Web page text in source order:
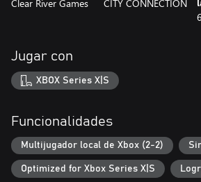
Naturalmente, para una disfrutar de una
aún puedes jugar Under Defeat en su
depende de ti!
UNA GOZADA DEL PASADO
Under Defeat es todo un clásico. El juego,
hace casi dos décadas. A lo largo de los
después de que concluyera el soporte oficial
edición de 2024 es la versión definitiva del
todo el contenido anterior,
Clear River Games CITY CONNECTION
Jugar con
XBOX Series X|S
Funcionalidades
Multijugador local de Xbox (2-2)
Optimized for Xbox Series X|S